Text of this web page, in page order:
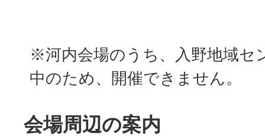
※河内会場のうち、入野地域セ
中のため、開催できません。
会場周辺の案内